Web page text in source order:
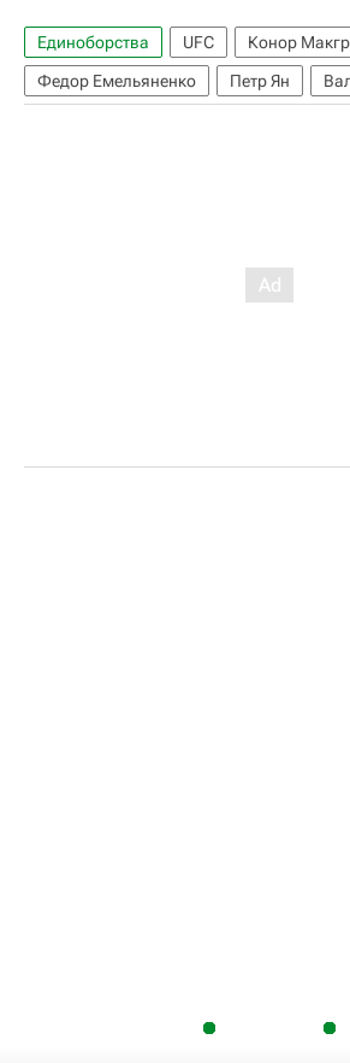
Единоборства UFC
Конор
Федор Емельяненко
Петр Ян